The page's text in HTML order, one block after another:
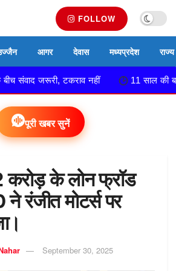
FOLLOW
आगर देवास मध्यप्रदेश राज्य
जरूरी, टकराव नहीं 11 साल की बच्ची
पूरी खबर सुनें
करोड़ के लोन फ्रॉड
रंजीत मोटर्स पर
September 30, 2025